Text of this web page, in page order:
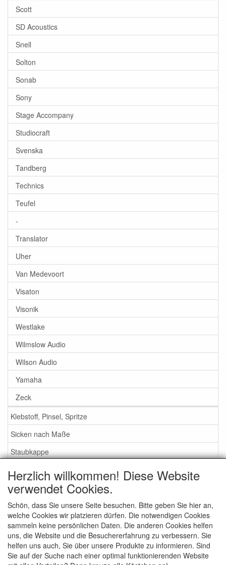
Scott
SD Acoustics
Snell
Solton
Sonab
Sony
Stage Accompany
Studiocraft
Svenska
Tandberg
Technics
Teufel
-
Translator
Uher
Van Medevoort
Visaton
Visonik
Westlake
Wilmslow Audio
Wilson Audio
Yamaha
Zeck
Klebstoff, Pinsel, Spritze
Sicken nach Maße
Staubkappe
Service
Schaumstoff oder Gummi Sicken?
Wichtig bei Bestellung
Nachrichten
Herzlich willkommen! Diese Website
verwendet Cookies.
Schön, dass Sie unsere Seite besuchen. Bitte geben Sie hier an,
welche Cookies wir platzieren dürfen. Die notwendigen Cookies
sammeln keine persönlichen Daten. Die anderen Cookies helfen
uns, die Website und die Besuchererfahrung zu verbessern. Sie
helfen uns auch, Sie über unsere Produkte zu informieren. Sind
Sie auf der Suche nach einer optimal funktionierenden Website